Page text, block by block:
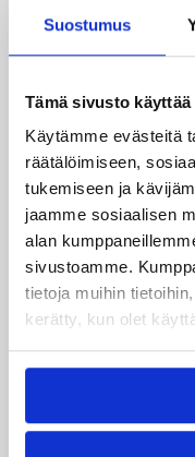
Suostumus
Tämä sivusto käyttää
Käytämme evästeitä
räätälöimiseen,
tukemiseen ja
jaamme sosiaalisen
alan
sivustoamme.
tietoja muihin
kerätty, kun olet
Liettuasta
Susiladies
Susiladies voitti
(48-36) Elina
johdattamana.
toisen ottelun,
Ruotsi.